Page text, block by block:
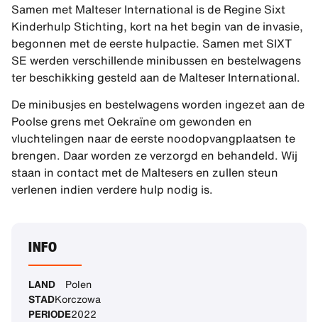
Samen met Malteser International is de Regine Sixt
Kinderhulp Stichting, kort na het begin van de invasie,
begonnen met de eerste hulpactie. Samen met SIXT
SE werden verschillende minibussen en bestelwagens
ter beschikking gesteld aan de Malteser International.
De minibusjes en bestelwagens worden ingezet aan de
Poolse grens met Oekraïne om gewonden en
vluchtelingen naar de eerste noodopvangplaatsen te
brengen. Daar worden ze verzorgd en behandeld. Wij
staan in contact met de Maltesers en zullen steun
verlenen indien verdere hulp nodig is.
INFO
LAND Polen
STADKorczowa
PERIODE2022